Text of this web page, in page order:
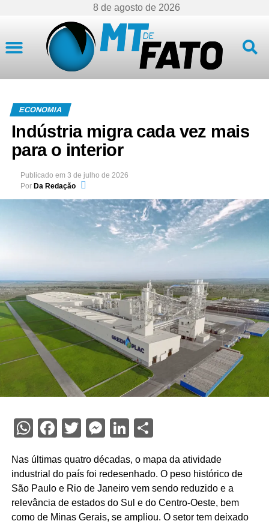
8 de agosto de 2026
ECONOMIA
Indústria migra cada vez mais
para o interior
Publicado em 3 de julho de 2026
Por Da Redação
WhatsApp
Facebook
Twitter
Messenger
LinkedIn
Share
Nas últimas quatro décadas, o mapa da atividade
industrial do país foi redesenhado. O peso histórico de
São Paulo e Rio de Janeiro vem sendo reduzido e a
relevância de estados do Sul e do Centro-Oeste, bem
como de Minas Gerais, se ampliou. O setor tem deixado